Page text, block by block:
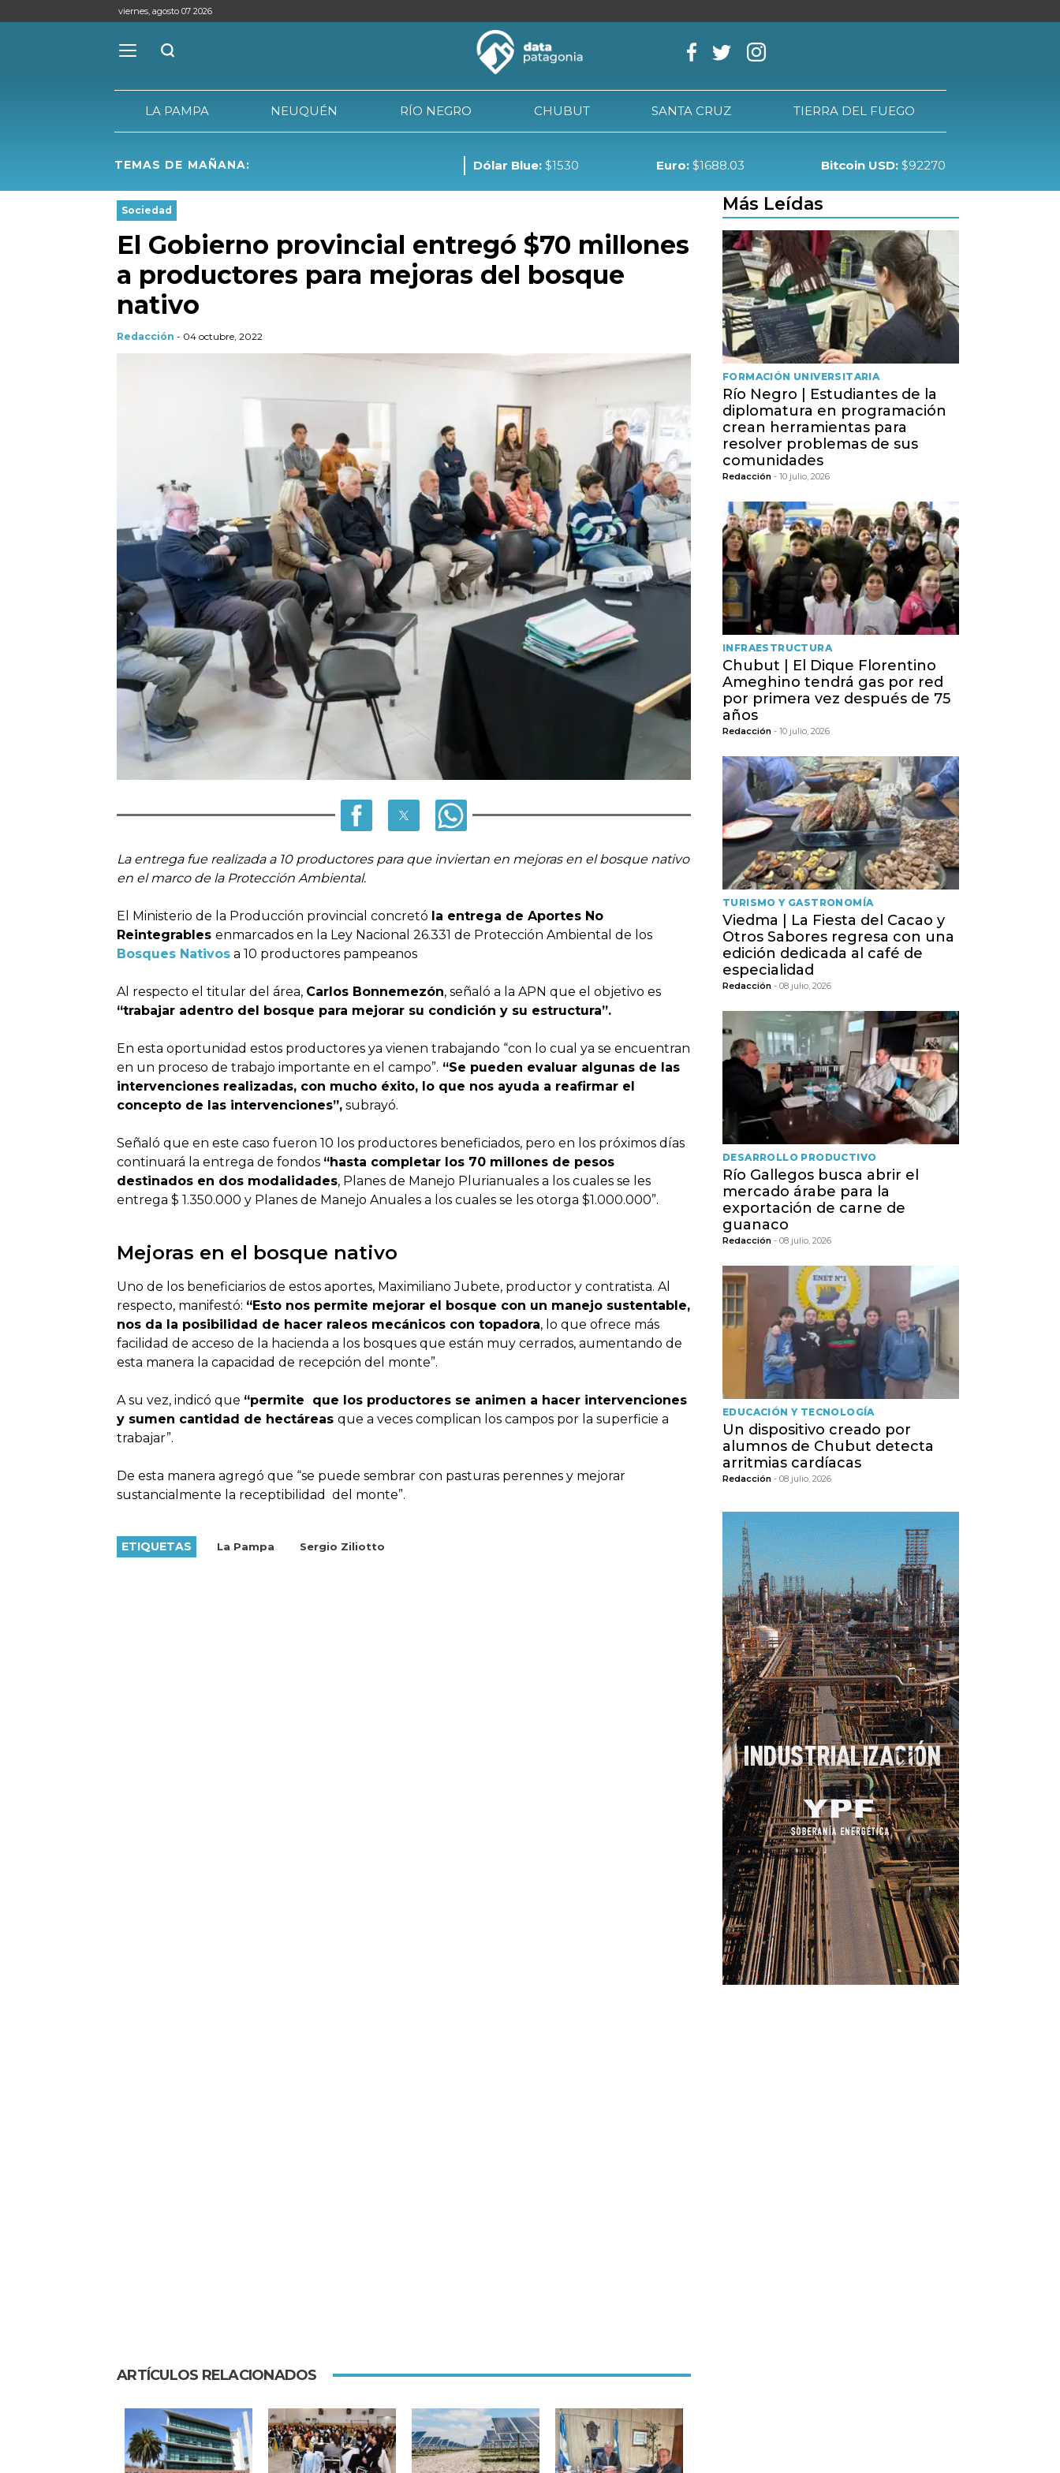
viernes, agosto 07 2026
LA PAMPA NEUQUÉN RÍO NEGRO CHUBUT SANTA CRUZ TIERRA DEL FUEGO
TEMAS DE MAÑANA: Dólar Blue: $1530 Euro:$1688.03 Bitcoin USD: $92270
RÍO NEGRO CHUBUT SANTA CRUZ TIERRA DEL FUEGO
Sociedad
El Gobierno provincial entregó $70 millones
a productores para mejoras del bosque
nativo
Redacción - 04 octubre, 2022
La entrega fue realizada a 10 productores para que inviertan en mejoras en el bosque nativo
en el marco de la Protección Ambiental.
El Ministerio de la Producción provincial concretó la entrega de Aportes No
Reintegrables enmarcados en la Ley Nacional 26.331 de Protección Ambiental de los
Bosques Nativos a 10 productores pampeanos
Al respecto el titular del área, Carlos Bonnemezón, señaló a la APN que el objetivo es
“trabajar adentro del bosque para mejorar su condición y su estructura”.
En esta oportunidad estos productores ya vienen trabajando “con lo cual ya se encuentran
en un proceso de trabajo importante en el campo”. “Se pueden evaluar algunas de las
intervenciones realizadas, con mucho éxito, lo que nos ayuda a reafirmar el
concepto de las intervenciones”, subrayó.
Señaló que en este caso fueron 10 los productores beneficiados, pero en los próximos días
continuará la entrega de fondos “hasta completar los 70 millones de pesos
destinados en dos modalidades, Planes de Manejo Plurianuales a los cuales se les
entrega $ 1.350.000 y Planes de Manejo Anuales a los cuales se les otorga $1.000.000”.
Mejoras en el bosque nativo
Uno de los beneficiarios de estos aportes, Maximiliano Jubete, productor y contratista. Al
respecto, manifestó: “Esto nos permite mejorar el bosque con un manejo sustentable,
nos da la posibilidad de hacer raleos mecánicos con topadora, lo que ofrece más
facilidad de acceso de la hacienda a los bosques que están muy cerrados, aumentando de
esta manera la capacidad de recepción del monte”.
A su vez, indicó que “permite que los productores se animen a hacer intervenciones
y sumen cantidad de hectáreas que a veces complican los campos por la superficie a
trabajar”.
De esta manera agregó que “se puede sembrar con pasturas perennes y mejorar
sustancialmente la receptibilidad del monte”.
ETIQUETAS La Pampa Sergio Ziliotto
ARTÍCULOS RELACIONADOS
Más Leídas
FORMACIÓN UNIVERSITARIA
Río Negro | Estudiantes de la
diplomatura en programación
crean herramientas para
resolver problemas de sus
comunidades
Redacción - 10 julio, 2026
INFRAESTRUCTURA
Chubut | El Dique Florentino
Ameghino tendrá gas por red
por primera vez después de 75
años
Redacción - 10 julio, 2026
TURISMO Y GASTRONOMÍA
Viedma | La Fiesta del Cacao y
Otros Sabores regresa con una
edición dedicada al café de
especialidad
Redacción - 08 julio, 2026
DESARROLLO PRODUCTIVO
Río Gallegos busca abrir el
mercado árabe para la
exportación de carne de
guanaco
Redacción - 08 julio, 2026
EDUCACIÓN Y TECNOLOGÍA
Un dispositivo creado por
alumnos de Chubut detecta
arritmias cardíacas
Redacción - 08 julio, 2026